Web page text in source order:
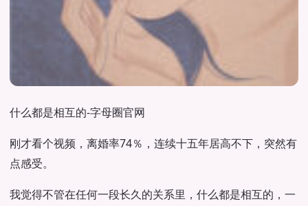
什么都是相互的-字母圈官网
刚才看个视频，离婚率74％，连续十五年居高不下，突然有
点感受。
我觉得不管在任何一段长久的关系里，什么都是相互的，一